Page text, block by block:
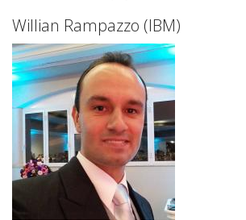
Willian Rampazzo (IBM)